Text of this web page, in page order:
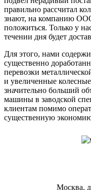
правильно рассчитал
знают, на компанию
положиться. Только у
течении дня будет
Для этого, нами
существенно
перевозки
и увеличенные
значительно больший
машины в заводской
клиентам помимо
существенную
Москва,